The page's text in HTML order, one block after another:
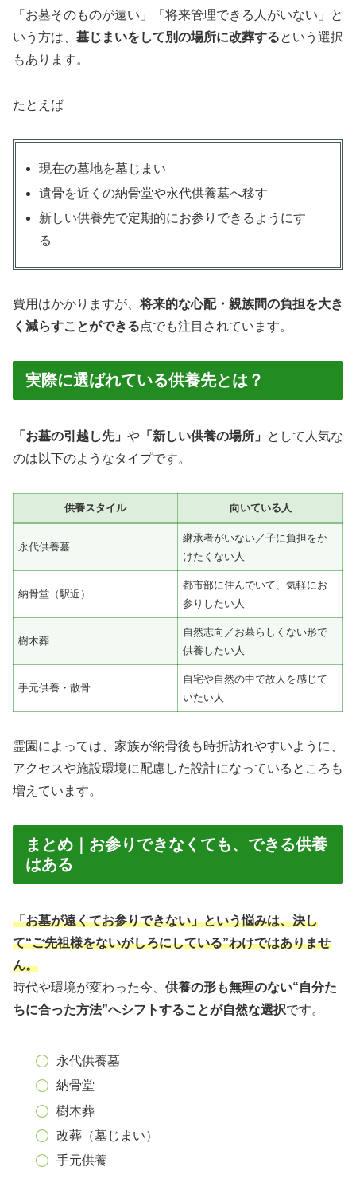
「お墓そのものが遠い」「将来管理できる人がいない」と
いう方は、 墓じまいをして別の場所に改葬するという選択
もあります。
たとえば
現在の墓地を墓じまい
遺骨を近くの納骨堂や永代供養墓へ移す
新しい供養先で定期的にお参りできるようにす
る
費用はかかりますが、将来的な心配・親族間の負担を大き
く減らすことができる点でも注目されています。
実際に選ばれている供養先とは？
「お墓の引越し先」 や 「新しい供養の場所」
として人気な
のは以下のようなタイプです。
供養スタイル 向いている人
永代供養墓
継承者がいない／子に負担をか
けたくない人
納骨堂（駅近）
都市部に住んでいて、気軽にお
参りしたい人
樹木葬
自然志向／お墓らしくない形で
供養したい人
手元供養・散骨
自宅や自然の中で故人を感じて
いたい人
霊園によっては、家族が納骨後も時折訪れやすいように、
アクセスや施設環境に配慮した設計になっているところも
増えています。
まとめ｜お参りできなくても、できる供養
はある
「お墓が遠くてお参りできない」という悩みは、決し
て“ご先祖様をないがしろにしている”わけではありませ
ん。
時代や環境が変わった今、 供養の形も無理のない“自分た
ちに合った方法”へシフトすることが自然な選択です。
永代供養墓
納骨堂
樹木葬
改葬（墓じまい）
手元供養